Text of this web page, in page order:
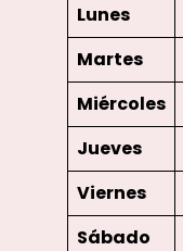
Lunes
Martes
Miércoles
Jueves
Viernes
Sábado